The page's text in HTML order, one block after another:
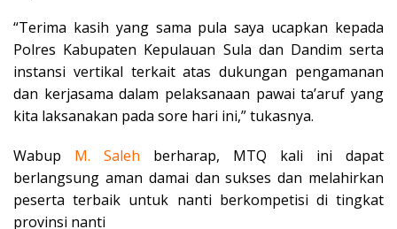
“Terima kasih yang sama pula saya ucapkan kepada
Polres Kabupaten Kepulauan Sula dan Dandim serta
instansi vertikal terkait atas dukungan pengamanan
dan kerjasama dalam pelaksanaan pawai ta’aruf yang
kita laksanakan pada sore hari ini,” tukasnya.
Wabup M. Saleh berharap, MTQ kali ini dapat
berlangsung aman damai dan sukses dan melahirkan
peserta terbaik untuk nanti berkompetisi di tingkat
provinsi nanti